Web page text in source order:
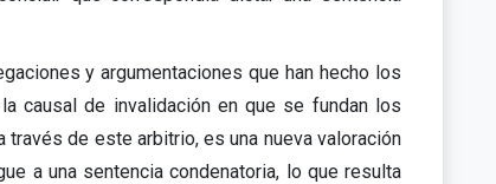
y argumentaciones que han hecho los
causal de invalidación en que se fundan los
de este arbitrio, es una nueva valoración
a una sentencia condenatoria, lo que resulta